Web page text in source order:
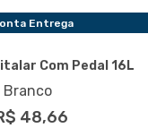
Entrega
Com Pedal 16L
Branco
48,66